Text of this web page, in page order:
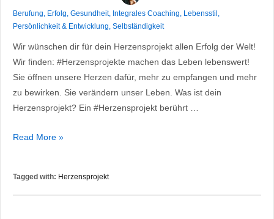
Berufung, Erfolg, Gesundheit, Integrales Coaching, Lebensstil ,
Persönlichkeit & Entwicklung, Selbständigkeit
Wir wünschen dir für dein Herzensprojekt allen Erfolg der Welt!
Wir finden: #Herzensprojekte machen das Leben lebenswert!
Sie öffnen unsere Herzen dafür, mehr zu empfangen und mehr
zu bewirken. Sie verändern unser Leben. Was ist dein
Herzensprojekt? Ein #Herzensprojekt berührt …
2019:
#Herzensprojekt!
Read More »
Tagged with: Herzensprojekt